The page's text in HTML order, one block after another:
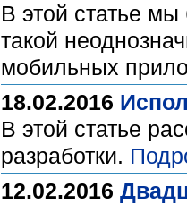
В этой статье
такой
мобильных
18.02.2016
В этой статье
разработки.
12.02.2016